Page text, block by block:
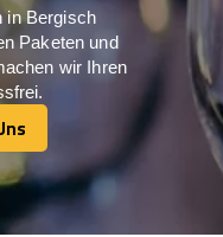
in Bergisch
Paketen und
wir Ihren